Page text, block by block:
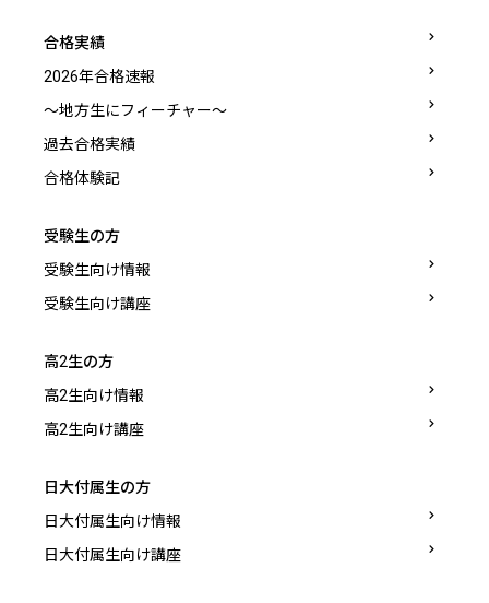
合格実績
2026年合格速報
〜地方生にフィーチャー〜
過去合格実績
合格体験記
受験生の方
受験生向け情報
受験生向け講座
高2生の方
高2生向け情報
高2生向け講座
日大付属生の方
日大付属生向け情報
日大付属生向け講座